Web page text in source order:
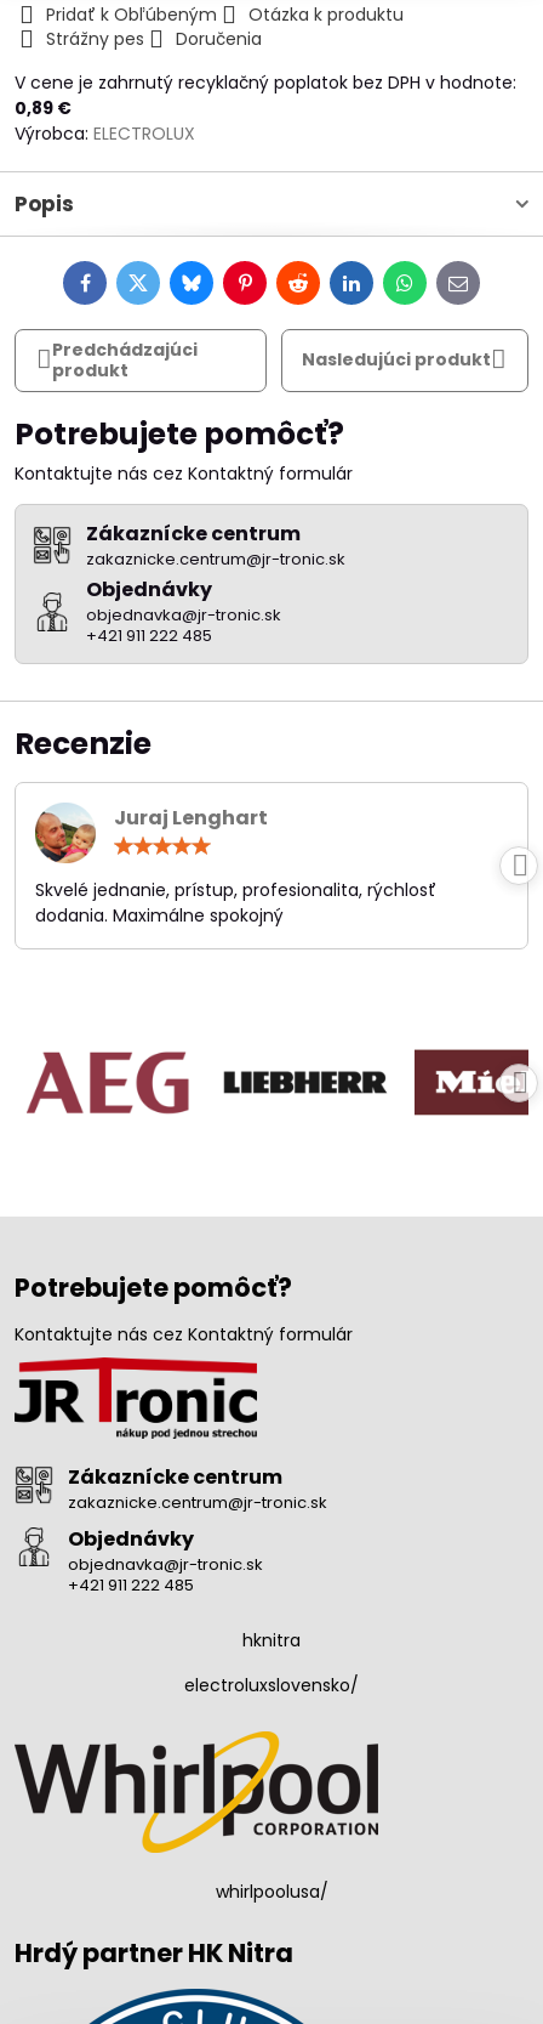
Pridať k Obľúbeným
Otázka k produktu
Strážny pes
Doručenia
V cene je zahrnutý recyklačný poplatok bez DPH v hodnote:
0,89 €
Výrobca: ELECTROLUX
Popis
FacebookTwitterBlueskyPinterestRedditLinkedInWhatsApp
E-
mail
Predchádzajúci
produkt
Nasledujúci produkt
Potrebujete pomôcť?
Kontaktujte nás cez Kontaktný formulár
Zákaznícke centrum
zakaznicke.centrum@jr-tronic.sk
Objednávky
objednavka@jr-tronic.sk
+421 911 222 485
Recenzie
Juraj Lenghart
/
5
Skvelé jednanie, prístup, profesionalita, rýchlosť
dodania. Maximálne spokojný
Potrebujete pomôcť?
Kontaktujte nás cez Kontaktný formulár
Zákaznícke centrum
zakaznicke.centrum@jr-tronic.sk
Objednávky
objednavka@jr-tronic.sk
+421 911 222 485
hknitra
electroluxslovensko/
whirlpoolusa/
Hrdý partner HK Nitra